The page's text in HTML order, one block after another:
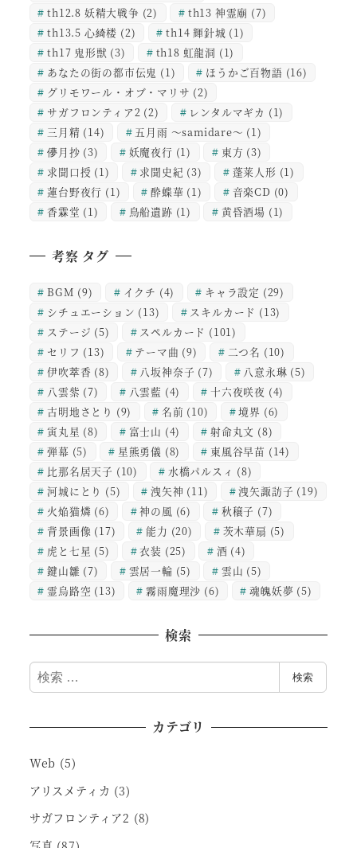
th12.8 妖精大戦争 (2) th13 神霊廟 (7)
th13.5 心綺楼 (2) th14 輝針城 (1)
th17 鬼形獣 (3) th18 虹龍洞 (1)
あなたの街の都市伝鬼 (1) ほうかご百物語 (16)
グリモワール・オブ・マリサ (2)
サガフロンティア2 (2) レンタルマギカ (1)
三月精 (14) 五月雨 ～samidare～ (1)
儚月抄 (3) 妖魔夜行 (1) 東方 (3)
求聞口授 (1) 求聞史紀 (3) 蓬莱人形 (1)
蓮台野夜行 (1) 酔蝶華 (1) 音楽CD (0)
香霖堂 (1) 鳥船遺跡 (1) 黄昏酒場 (1)
考察 タグ
BGM (9) イクチ (4) キャラ設定 (29)
シチュエーション (13) スキルカード (13)
ステージ (5) スペルカード (101)
セリフ (13) テーマ曲 (9) 二つ名 (10)
伊吹萃香 (8) 八坂神奈子 (7) 八意永琳 (5)
八雲紫 (7) 八雲藍 (4) 十六夜咲夜 (4)
古明地さとり (9) 名前 (10) 境界 (6)
寅丸星 (8) 富士山 (4) 射命丸文 (8)
弾幕 (5) 星熊勇儀 (8) 東風谷早苗 (14)
比那名居天子 (10) 水橋パルスィ (8)
河城にとり (5) 洩矢神 (11) 洩矢諏訪子 (19)
火焔猫燐 (6) 神の風 (6) 秋穣子 (7)
背景画像 (17) 能力 (20) 茨木華扇 (5)
虎と七星 (5) 衣装 (25) 酒 (4)
鍵山雛 (7) 雲居一輪 (5) 雲山 (5)
霊烏路空 (13) 霧雨魔理沙 (6) 魂魄妖夢 (5)
検索
検
索
検索
カテゴリ
Web (5)
アリスメティカ (3)
サガフロンティア2 (8)